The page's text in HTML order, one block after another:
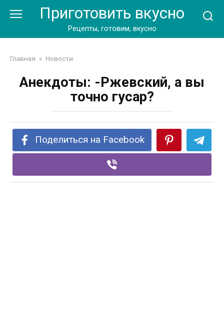
Приготовить вкусно
Рецепты, готовим, вкусно
Главная » Новости
Анекдоты: -Ржевский, а вы
точно гусар?
Поделиться на Facebook